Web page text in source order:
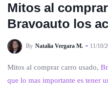
Mitos al
Bravoauto los
By Natalia Vergara M. 11/10/
Mitos al comprar carro usado,
que lo mas importante es tener